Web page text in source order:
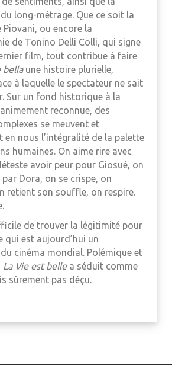
long-métrage. Que ce soit la
Piovani, ou encore la
de Tonino Delli Colli, qui signe
film, tout contribue à faire
bellaune histoire plurielle,
à laquelle le spectateur ne sait
Sur un fond historique à la
reconnue, des
se meuvent et
en nous l’intégralité de la palette
humaines. On aime rire avec
avoir peur pour Giosué, on
Dora, on se crispe, on
retient son souffle, on respire.
de trouver la légitimité pour
qui est aujourd’hui un
cinéma mondial. Polémique et
La Vie est bellea séduit comme
sûrement pas déçu.